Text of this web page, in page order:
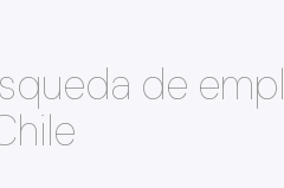
de